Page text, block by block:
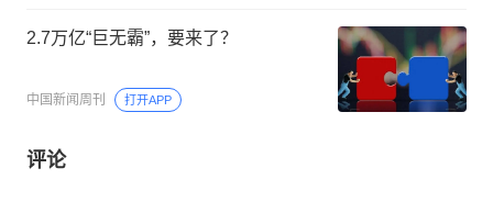
2.7万亿“巨无霸”，要来了？
中国新闻周刊 打开APP
评论